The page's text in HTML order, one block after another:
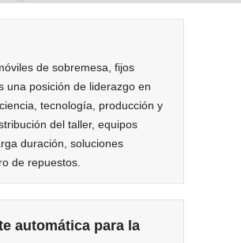
de sobremesa, fijos
una posición de liderazgo en
tecnología, producción y
del taller, equipos
duración, soluciones
de repuestos.
automática para la